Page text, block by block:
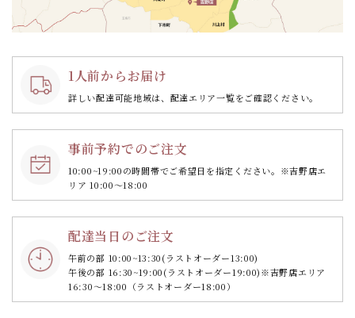
1人前からお届け
詳しい配達可能地域は、配達エリア一覧をご確認ください。
事前予約でのご注文
10:00~19:00の時間帯でご希望日を指定ください。 ※吉野店エ
リア 10:00～18:00
配達当日のご注文
午前の部 10:00~13:30(ラストオーダー13:00)
午後の部 16:30~19:00(ラストオーダー19:00)※吉野店エリア
16:30～18:00（ラストオーダー18:00）